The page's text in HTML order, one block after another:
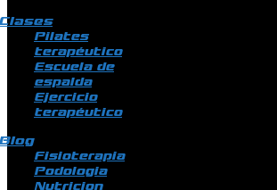
Pilates
terapéutico
Escuela de
espalda
Ejercicio
terapéutico
Fisioterapia
Podologia
Nutricion